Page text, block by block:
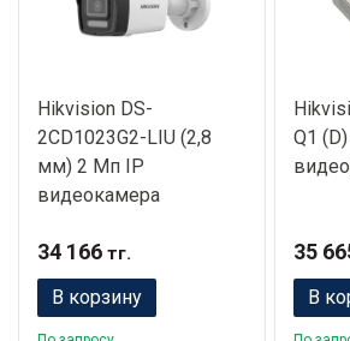
Hikvision DS-
2CD1023G2-LIU (2,8
мм) 2 Мп IP
видеокамера
34 166 тг.
В корзину
Q1
35
В